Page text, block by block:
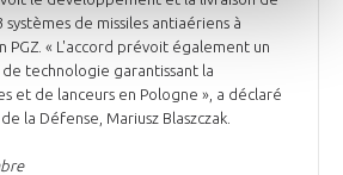
de missiles antiaériens à
PGZ. « L'accord prévoit également un
technologie garantissant la
et de lanceurs en Pologne », a déclaré
la Défense, Mariusz Blaszczak.